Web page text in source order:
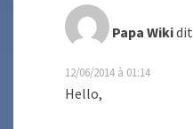
Papa Wikidit
12/06/2014 à 01:14
Hello,